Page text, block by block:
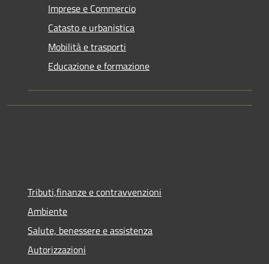
Imprese e Commercio
Catasto e urbanistica
Mobilità e trasporti
Educazione e formazione
Tributi,finanze e contravvenzioni
Ambiente
Salute, benessere e assistenza
Autorizzazioni